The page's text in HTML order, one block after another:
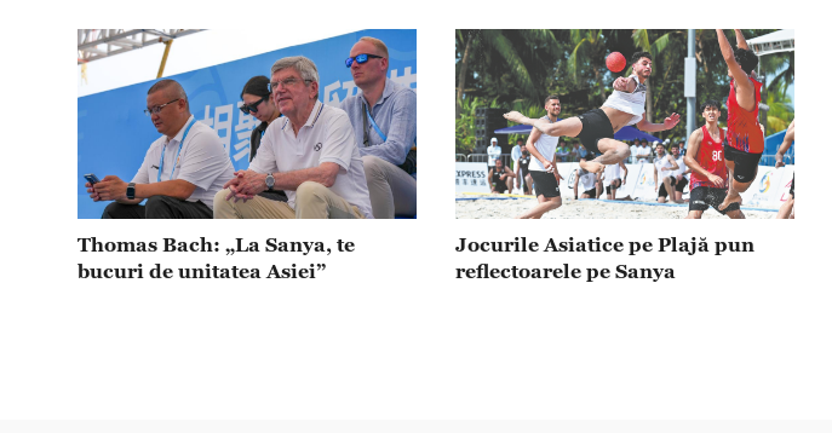
Thomas Bach: „La Sanya, te
bucuri de unitatea Asiei”
Jocurile Asiatice pe Plajă pun
reflectoarele pe Sanya